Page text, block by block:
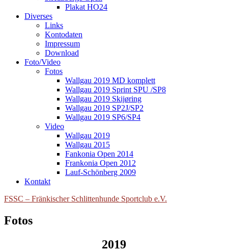
Plakat HO24
Diverses
Links
Kontodaten
Impressum
Download
Foto/Video
Fotos
Wallgau 2019 MD komplett
Wallgau 2019 Sprint SPU /SP8
Wallgau 2019 Skijøring
Wallgau 2019 SP2J/SP2
Wallgau 2019 SP6/SP4
Video
Wallgau 2019
Wallgau 2015
Fankonia Open 2014
Frankonia Open 2012
Lauf-Schönberg 2009
Kontakt
FSSC – Fränkischer Schlittenhunde Sportclub e.V.
Fotos
2019